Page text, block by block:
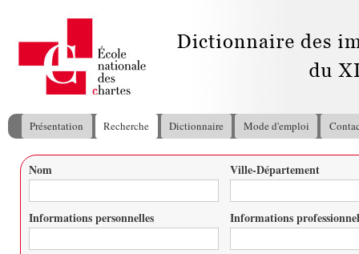
Menu principal
Présentation Recherche Dictionnaire Mode d'emploi
Vous êtes ici
Nom Ville-Département
Informations personnelles Informations